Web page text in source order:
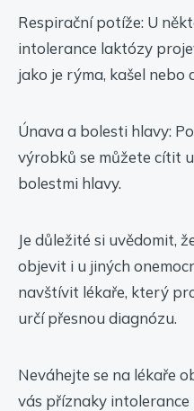
Respirační potíže: U
intolerance laktózy
jako je rýma, kašel nebo
Únava a bolesti hlavy:
výrobků se můžete cítit
bolestmi hlavy.
Je důležité si uvědomit,
objevit i u jiných
navštívit lékaře, který
určí přesnou diagnózu.
Neváhejte se na lékaře
vás příznaky